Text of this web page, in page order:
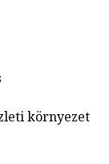
környezet